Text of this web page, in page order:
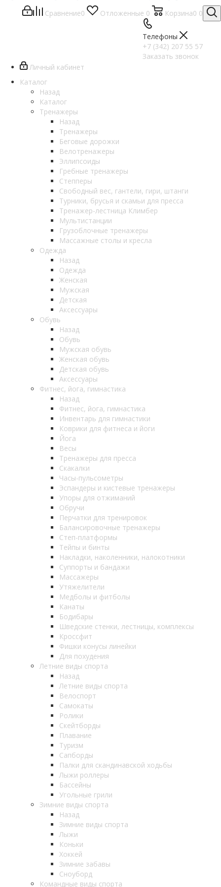
Сравнение0 Отложенные 0 Корзина0 0
Телефоны
+7 (342) 207 55 57
Заказать звонок
Личный кабинет
Каталог
Назад
Каталог
Тренажеры
Назад
Тренажеры
Беговые дорожки
Велотренажеры
Эллипсоиды
Гребные тренажеры
Степперы
Свободный вес, гантели, гири, штанги
Турники, брусья и скамьи для пресса
Тренажер-лестница Климбер
Мультистанции
Грузоблочные тренажеры
Массажные столы и кресла
Одежда
Назад
Одежда
Женская
Мужская
Детская
Аксессуары
Обувь
Назад
Обувь
Мужская обувь
Женская обувь
Детская обувь
Аксессуары
Фитнес, йога, гимнастика
Назад
Фитнес, йога, гимнастика
Инвентарь для гимнастики
Коврики для фитнеса и йоги
Йога
Весы
Тренажеры для пресса
Скакалки
Часы-пульсометры
Эспандеры и кистевые тренажеры
Упоры для отжиманий
Обручи
Перчатки для тренировок
Балансировочные тренажеры
Степ-платформы
Тейпы и бинты
Накладки, наколенники, налокотники
Суппорты и бандажи
Массажеры
Утяжелители
Медболы и фитболы
Канаты
Бодибары
Шведские стенки, лестницы, комплексы
Кроссфит
Фишки конусы линейки
Для похудения
Летние виды спорта
Назад
Летние виды спорта
Велоспорт
Самокаты
Ролики
Скейтборды
Плавание
Туризм
Сапборды
Палки для скандинавской ходьбы
Лыжи роллеры
Бассейны
Угольные грили
Зимние виды спорта
Назад
Зимние виды спорта
Лыжи
Коньки
Хоккей
Зимние забавы
Сноуборд
Командные виды спорта